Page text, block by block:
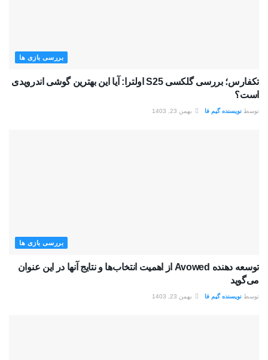
بررسی بازی ها
تکفارس؛ بررسی گلکسی S25 اولترا: آیا این بهترین گوشی اندرویدی
است؟
توسط نویسنده گیم فا بهمن 23, 1403
بررسی بازی ها
توسعه دهنده Avowed از اهمیت انتخاب‌ها و نتایج آنها در این عنوان
می‌گوید
توسط نویسنده گیم فا بهمن 23, 1403